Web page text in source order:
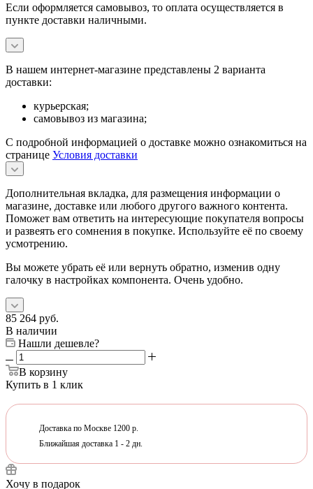
Если оформляется самовывоз, то оплата осуществляется в
пункте доставки наличными.
В нашем интернет-магазине представлены 2 варианта
доставки:
курьерская;
самовывоз из магазина;
С подробной информацией о доставке можно ознакомиться на
странице Условия доставки
Дополнительная вкладка, для размещения информации о
магазине, доставке или любого другого важного контента.
Поможет вам ответить на интересующие покупателя вопросы
и развеять его сомнения в покупке. Используйте её по своему
усмотрению.
Вы можете убрать её или вернуть обратно, изменив одну
галочку в настройках компонента. Очень удобно.
85 264 руб.
В наличии
Нашли дешевле?
В корзину
Купить в 1 клик
Доставка по Москве 1200 р.
Ближайшая доставка 1 - 2 дн.
Хочу в подарок